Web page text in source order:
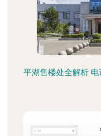
平湖售楼处全解析